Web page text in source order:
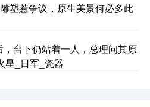
塑惹争议，原生美景何必多此
台下仍站着一人，总理问其原
星_日军_瓷器